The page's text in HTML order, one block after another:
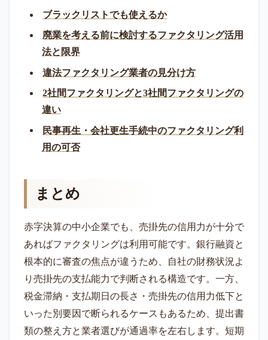
ブラックリストでも使えるか
廃業を考える前に検討するファクタリング活用
法と限界
違法ファクタリング業者の見分け方
2社間ファクタリングと3社間ファクタリングの
違い
民事再生・会社更生手続中のファクタリング利
用の可否
まとめ
赤字決算の中小企業でも、売掛先の信用力が十分で
あればファクタリングは利用可能です。銀行融資と
根本的に審査の焦点が違うため、自社の財務状況よ
り売掛先の支払能力で判断される構造です。一方、
税金滞納・支払期日の長さ・売掛先の信用力低下と
いった別要因で断られるケースもあるため、提出書
類の整え方と業者選びが通過率を左右します。短期